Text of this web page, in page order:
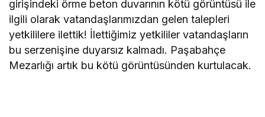
girişindeki örme beton duvarının kötü görüntüsü ile
ilgili olarak vatandaşlarımızdan gelen talepleri
yetkililere ilettik! İlettiğimiz yetkililer vatandaşların
bu serzenişine duyarsız kalmadı. Paşabahçe
Mezarlığı artık bu kötü görüntüsünden kurtulacak.